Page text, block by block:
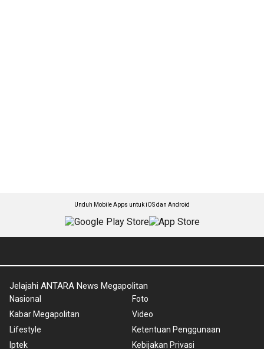
Unduh Mobile Apps untuk iOS dan Android
Jelajahi ANTARA News Megapolitan
Nasional
Kabar Megapolitan
Lifestyle
Iptek
Foto
Video
Ketentuan Penggunaan
Kebijakan Privasi